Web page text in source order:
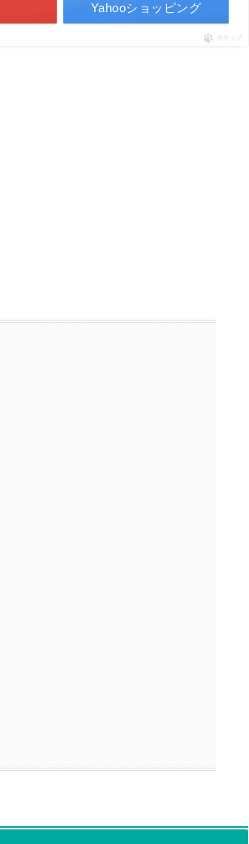
Yahooショッピング
ポチップ